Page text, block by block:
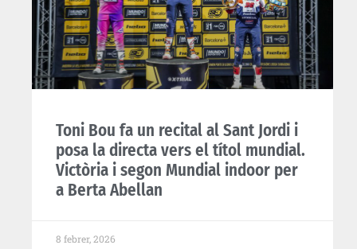
Toni Bou fa un recital al Sant Jordi i
posa la directa vers el títol mundial.
Victòria i segon Mundial indoor per
a Berta Abellan
8 febrer, 2026